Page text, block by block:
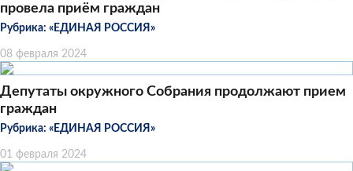
провела приём граждан
Рубрика: «ЕДИНАЯ РОССИЯ»
08 февраля 2024
Депутаты окружного Собрания продолжают прием
граждан
Рубрика: «ЕДИНАЯ РОССИЯ»
01 февраля 2024